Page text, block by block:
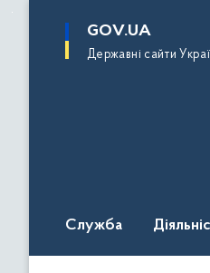
основного
GOV.UA
Державні сайти
Служба